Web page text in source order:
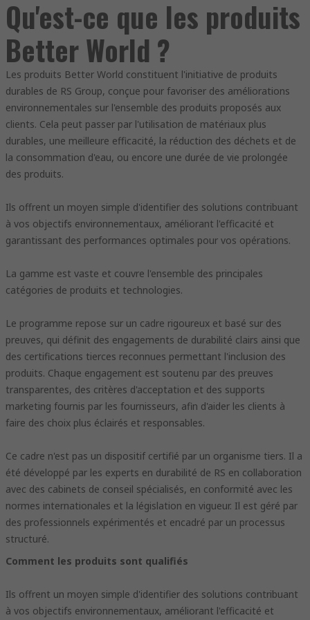
Qu'est-ce que les produits
Better World ?
Les produits Better World constituent l'initiative de produits
durables de RS Group, conçue pour favoriser des améliorations
environnementales sur l'ensemble des produits proposés aux
clients. Cela peut passer par l'utilisation de matériaux plus
durables, une meilleure efficacité, la réduction des déchets et de
la consommation d'eau, ou encore une durée de vie prolongée
des produits.
Ils offrent un moyen simple d'identifier des solutions contribuant
à vos objectifs environnementaux, améliorant l'efficacité et
garantissant des performances optimales pour vos opérations.
La gamme est vaste et couvre l'ensemble des principales
catégories de produits et technologies.
Le programme repose sur un cadre rigoureux et basé sur des
preuves, qui définit des engagements de durabilité clairs ainsi que
des certifications tierces reconnues permettant l'inclusion des
produits. Chaque engagement est soutenu par des preuves
transparentes, des critères d'acceptation et des supports
marketing fournis par les fournisseurs, afin d'aider les clients à
faire des choix plus éclairés et responsables.
Ce cadre n'est pas un dispositif certifié par un organisme tiers. Il a
été développé par les experts en durabilité de RS en collaboration
avec des cabinets de conseil spécialisés, en conformité avec les
normes internationales et la législation en vigueur. Il est géré par
des professionnels expérimentés et encadré par un processus
structuré.
Comment les produits sont qualifiés
Ils offrent un moyen simple d'identifier des solutions contribuant
à vos objectifs environnementaux, améliorant l'efficacité et